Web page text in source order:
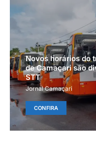
Novos horários do
de Camaçari são
STT
Jornal Camaçari
CONFIRA